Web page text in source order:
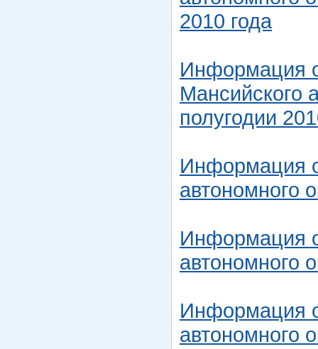
2010 года
Информация
Мансийского
полугодии
Информация
автономного
Информация
автономного
Информация
автономного